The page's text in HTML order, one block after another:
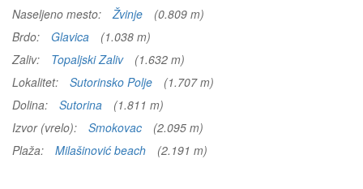
Naseljeno mesto:
Žvinje
(0.809 m)
Brdo:
Glavica
(1.038 m)
Zaliv:
Topaljski Zaliv
(1.632 m)
Lokalitet:
Sutorinsko Polje
(1.707 m)
Dolina:
Sutorina
(1.811 m)
Izvor (vrelo):
Smokovac
(2.095 m)
Plaža:
Milašinović beach (2.191 m)